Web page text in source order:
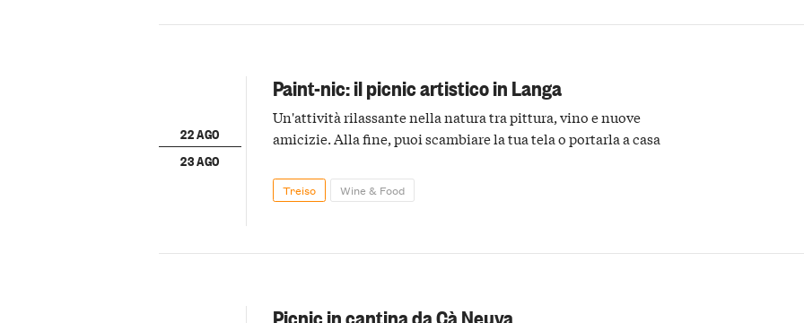
22 AGO
23 AGO
Paint-nic: il picnic artistico in Langa
Un'attività rilassante nella natura tra pittura, vino e nuove
amicizie. Alla fine, puoi scambiare la tua tela o portarla a casa
Treiso Wine & Food
Picnic in cantina da Cà Neuva